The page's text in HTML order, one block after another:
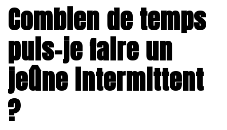
Combien de temps
puis-je faire un
jeûne intermittent
?